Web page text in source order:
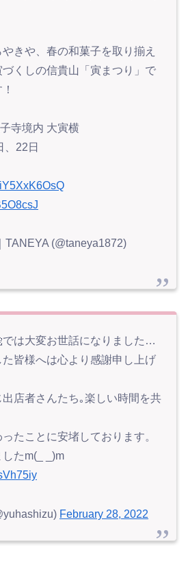
きや、春の和菓子を取り揃え
くしの信貴山「寅まつり」で
寺境内 大寅横
、22日
(@taneya1872)
は大変お世話になりました…
皆様へは心より感謝申し上げ
店者さんたち｡楽しい時間を共
たことに安堵しております。
たm(_ _)m
February 28, 2022